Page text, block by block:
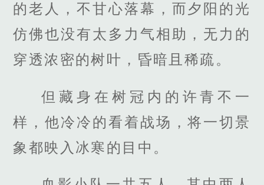
的老人，不甘心落幕，而夕阳的光
仿佛也没有太多力气相助，无力的
穿透浓密的树叶，昏暗且稀疏。
但藏身在树冠内的许青不一
样，他冷冷的看着战场，将一切景
象都映入冰寒的目中。